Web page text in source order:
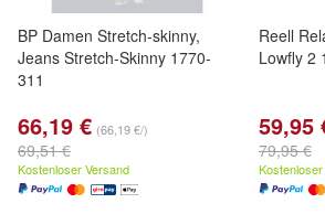
BP Damen Stretch-skinny,
Jeans Stretch-Skinny 1770-
311
66,19 € (66,19 €/)
69,51 €
Kostenloser Versand
Reell
Lowfly 2
59,95
79,95 €